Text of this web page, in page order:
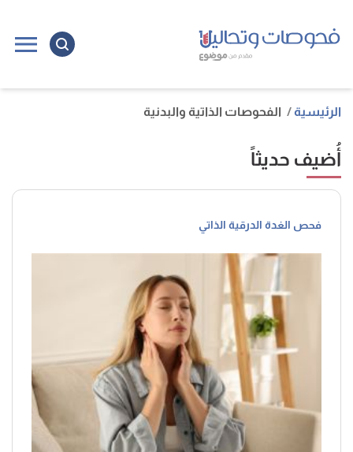
الرئيسية الفحوصات الذاتية والبدنية
أُضيف حديثاً
فحص الغدة الدرقية الذاتي